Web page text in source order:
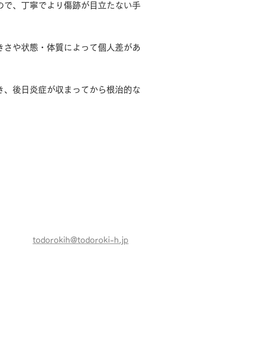
、丁寧でより傷跡が目立たない手
や状態・体質によって個人差があ
後日炎症が収まってから根治的な
todorokih@todoroki-h.jp